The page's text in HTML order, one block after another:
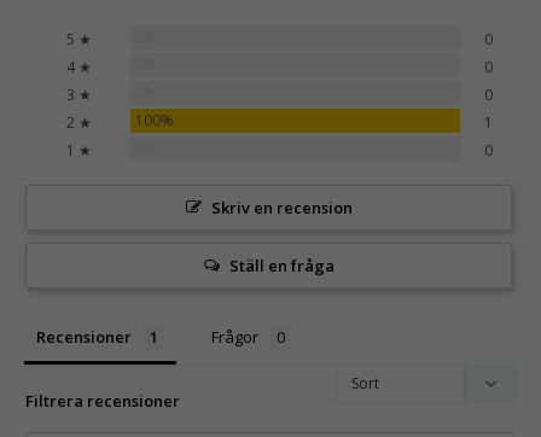
5 ★
0
4 ★
0
3 ★
0
2 ★
100%
1
1 ★
0
Skriv en recension
Ställ en fråga
Recensioner Frågor
Filtrera recensioner